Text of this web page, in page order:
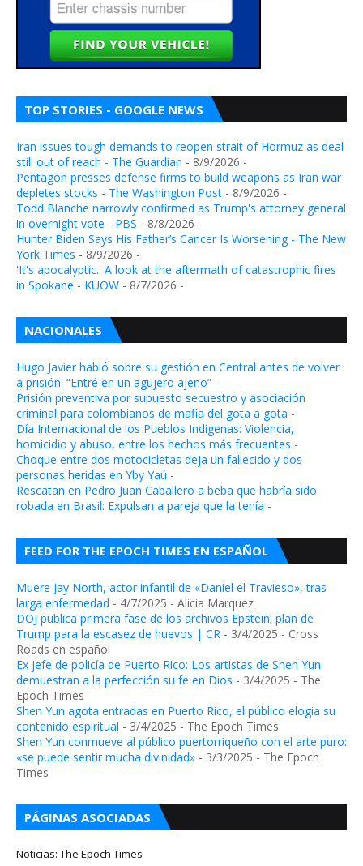
TOP STORIES - GOOGLE NEWS
Iran issues tough demands to reopen strait of Hormuz as deal
still out of reach - The Guardian - 8/9/2026 -
Pentagon presses defense firms to build weapons as Iran war
depletes stocks - The Washington Post - 8/9/2026 -
Todd Blanche narrowly confirmed as Trump's attorney general
in overnight vote - PBS - 8/8/2026 -
Hunter Biden Says His Father’s Cancer Is Worsening - The New
York Times - 8/9/2026 -
'It's apocalyptic.' A look at the aftermath of catastrophic fires
in Spokane - KUOW - 8/7/2026 -
NACIONALES
Hugo Javier habló sobre su gestión en Central antes de volver
a prisión: “Entré en un agujero ajeno” -
Prisión preventiva por supuesto secuestro y asociación
criminal para colombianos de mafia del gota a gota -
Día Internacional de los Pueblos Indígenas: Violencia,
homicidio y abuso, entre los hechos más frecuentes -
Choque entre dos motocicletas deja un fallecido y dos
personas heridas en Yby Yaú -
Rescatan en Pedro Juan Caballero a beba que habría sido
robada en Brasil: Expulsan a pareja que la tenía -
FEED FOR THE EPOCH TIMES EN ESPAÑOL
Muere Jay North, actor infantil de «Daniel el Travieso», tras
larga enfermedad - 4/7/2025 - Alicia Marquez
DOJ publica primera fase de los archivos Epstein; plan de
Trump para la escasez de huevos | CR - 3/4/2025 - Cross
Roads en español
Ex jefe de policía de Puerto Rico: Los artistas de Shen Yun
demuestran a la perfección su fe en Dios - 3/4/2025 - The
Epoch Times
Shen Yun agota entradas en Puerto Rico, el público elogia su
contenido espiritual - 3/4/2025 - The Epoch Times
Shen Yun conmueve al público puertorriqueño con el arte puro:
«se puede sentir mucha divinidad» - 3/3/2025 - The Epoch
Times
PÁGINAS ASOCIADAS
Noticias: The Epoch Times